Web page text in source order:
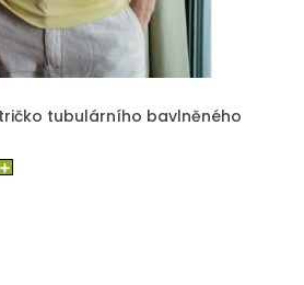
tričko tubulárního bavlněného